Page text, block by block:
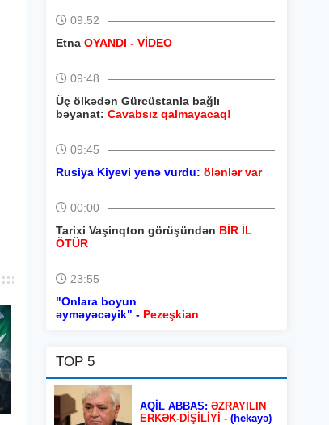
09:52
Etna OYANDI - VİDEO
09:48
Üç ölkədən Gürcüstanla bağlı
bəyanat: Cavabsız qalmayacaq!
09:45
Rusiya Kiyevi yenə vurdu: ölənlər var
00:00
Tarixi Vaşinqton görüşündən BİR İL
ÖTÜR
23:55
"Onlara boyun
əyməyəcəyik" - Pezeşkian
TOP 5
AQİL ABBAS: ƏZRAYILIN
ERKƏK-DİŞİLİYİ - (hekayə)